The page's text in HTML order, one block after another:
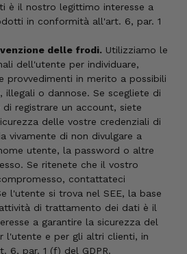
è il nostro legittimo interesse a
in conformità all'art. 6, par. 1
delle frodi. Utilizziamo le
dell'utente per individuare,
provvedimenti in merito a possibili
illegali o dannose. Se scegliete di
di registrare un account, siete
delle vostre credenziali di
vivamente di non divulgare a
utente, la password o altre
Se ritenete che il vostro
contattateci
l'utente si trova nel SEE, la base
di trattamento dei dati è il
a garantire la sicurezza del
l'utente e per gli altri clienti, in
6, par. 1 (f) del GDPR.